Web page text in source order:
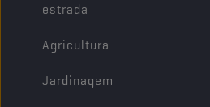
estrada
Agricultura
Jardinagem